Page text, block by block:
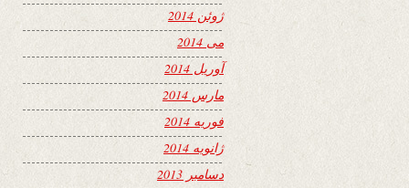
ژوئن 2014
می 2014
آوریل 2014
مارس 2014
فوریه 2014
ژانویه 2014
دسامبر 2013